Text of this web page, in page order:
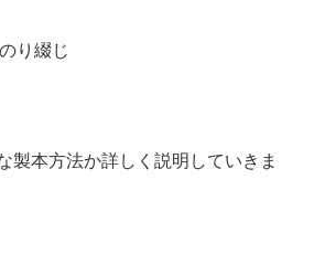
り綴じ
製本方法か詳しく説明していきま